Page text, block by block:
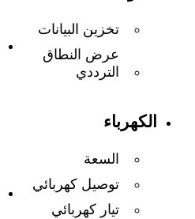
تخزين البيانات
عرض النطاق
الترددي
الكهرباء
السعة
توصيل كهربائي
تيار كهربائي